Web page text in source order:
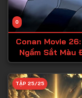
0
Conan Movie
Ngầm Sắt Màu
TẬP 25/25